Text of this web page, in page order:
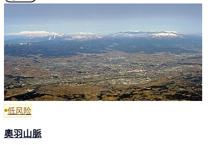
低风险
奧羽山脈